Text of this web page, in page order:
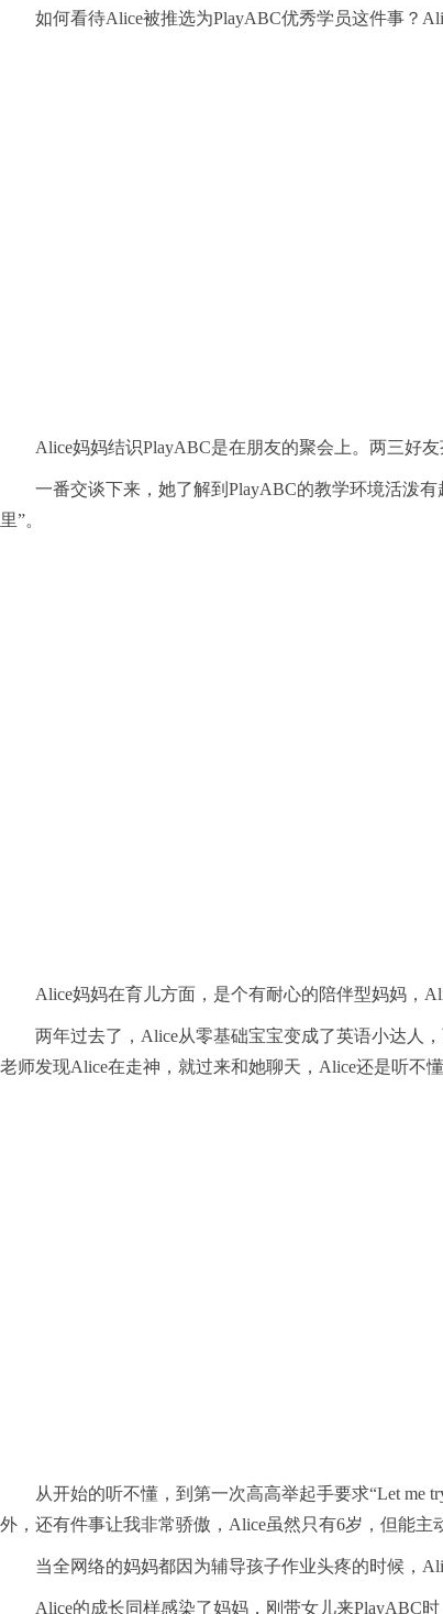
如何看待Alice被推选为PlayABC优秀学员这件事？
Alice妈妈结识PlayABC是在朋友的聚会上。两三好
一番交谈下来，她了解到PlayABC的教学环境活泼
里”。
Alice妈妈在育儿方面，是个有耐心的陪伴型妈妈，
两年过去了，Alice从零基础宝宝变成了英语小达人
老师发现Alice在走神，就过来和她聊天，Alice还是听不
从开始的听不懂，到第一次高高举起手要求“Let me
外，还有件事让我非常骄傲，Alice虽然只有6岁，但能
当全网络的妈妈都因为辅导孩子作业头疼的时候，
Alice的成长同样感染了妈妈，刚带女儿来PlayABC